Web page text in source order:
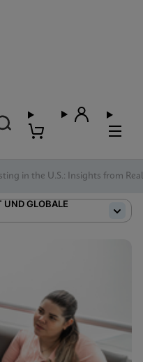
in the U.S.: Insights from
GLOBALE